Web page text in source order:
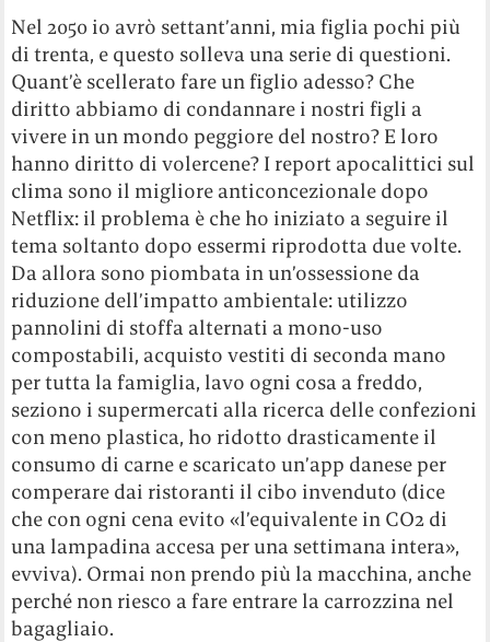
Nel 2050 io avrò settant’anni, mia figlia pochi più
di trenta, e questo solleva una serie di questioni.
Quant’è scellerato fare un figlio adesso? Che
diritto abbiamo di condannare i nostri figli a
vivere in un mondo peggiore del nostro? E loro
hanno diritto di volercene? I report apocalittici sul
clima sono il migliore anticoncezionale dopo
Netflix: il problema è che ho iniziato a seguire il
tema soltanto dopo essermi riprodotta due volte.
Da allora sono piombata in un’ossessione da
riduzione dell’impatto ambientale: utilizzo
pannolini di stoffa alternati a mono-uso
compostabili, acquisto vestiti di seconda mano
per tutta la famiglia, lavo ogni cosa a freddo,
seziono i supermercati alla ricerca delle confezioni
con meno plastica, ho ridotto drasticamente il
consumo di carne e scaricato un’app danese per
comperare dai ristoranti il cibo invenduto (dice
che con ogni cena evito «l’equivalente in CO2 di
una lampadina accesa per una settimana intera»,
evviva). Ormai non prendo più la macchina, anche
perché non riesco a fare entrare la carrozzina nel
bagagliaio.